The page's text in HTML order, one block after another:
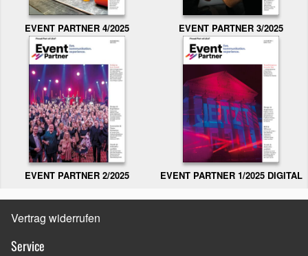
EVENT PARTNER 4/2025 EVENT PARTNER 3/2025
EVENT PARTNER 2/2025 EVENT PARTNER 1/2025 DIGITAL
Vertrag widerrufen
Service